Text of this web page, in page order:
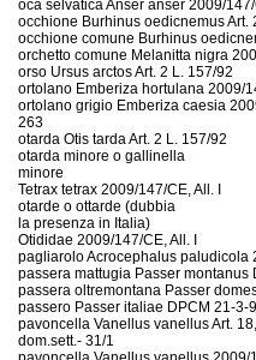
oca selvatica Anser anser 2009/147/
occhione Burhinus oedicnemus Art.
occhione comune Burhinus
orchetto comune Melanitta nigra
orso Ursus arctos Art. 2 L. 157/92
ortolano Emberiza hortulana 2009/
ortolano grigio Emberiza caesia
263
otarda Otis tarda Art. 2 L. 157/92
otarda minore o gallinella
minore
Tetrax tetrax 2009/147/CE, All. I
otarde o ottarde (dubbia
la presenza in Italia)
Otididae 2009/147/CE, All. I
pagliarolo Acrocephalus paludicola
passera mattugia Passer montanus
passera oltremontana Passer
passero Passer italiae DPCM 21-3-
pavoncella Vanellus vanellus Art.
dom.sett.- 31/1